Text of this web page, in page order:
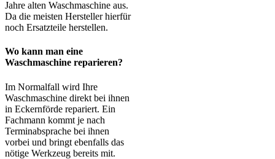
Jahre alten Waschmaschine aus.
Da die meisten Hersteller hierfür
noch Ersatzteile herstellen.
Wo kann man eine
Waschmaschine reparieren?
Im Normalfall wird Ihre
Waschmaschine direkt bei ihnen
in Eckernförde repariert. Ein
Fachmann kommt je nach
Terminabsprache bei ihnen
vorbei und bringt ebenfalls das
nötige Werkzeug bereits mit.